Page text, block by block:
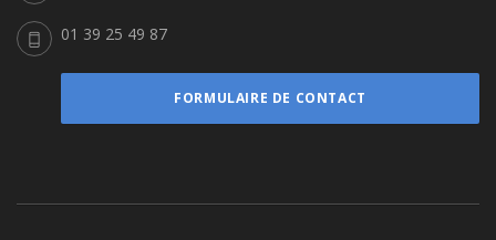
01 39 25 49 87
FORMULAIRE DE CONTACT